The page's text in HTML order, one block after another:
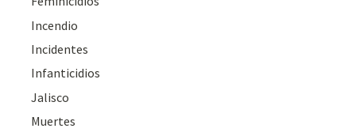
Incendio
Incidentes
Infanticidios
Jalisco
Muertes